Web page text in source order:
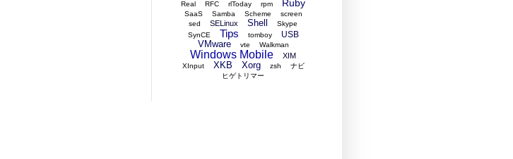
Real
RFC rlToday rpm Ruby
SaaS Samba Scheme
screen
sed
SELinux Shell
Skype
SynCE
Tips tomboy USB
VMware vte Walkman
Windows Mobile XIM
XInput XKB Xorg zsh
ナビ
ヒゲトリマー